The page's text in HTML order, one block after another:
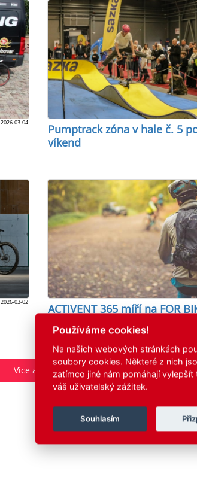
2026-03-04
Pumptrack zóna v hale č. 5
víkend
2026-03-02
ACTIVENT 365 míří na FOR
novinkami pro trail i
Více aktualit
Používáme cookies!
Na našich webových stránkách
soubory cookies. Některé z nich
zatímco jiné nám pomáhají vylepšít
váš uživatelský zážitek.
Souhlasím